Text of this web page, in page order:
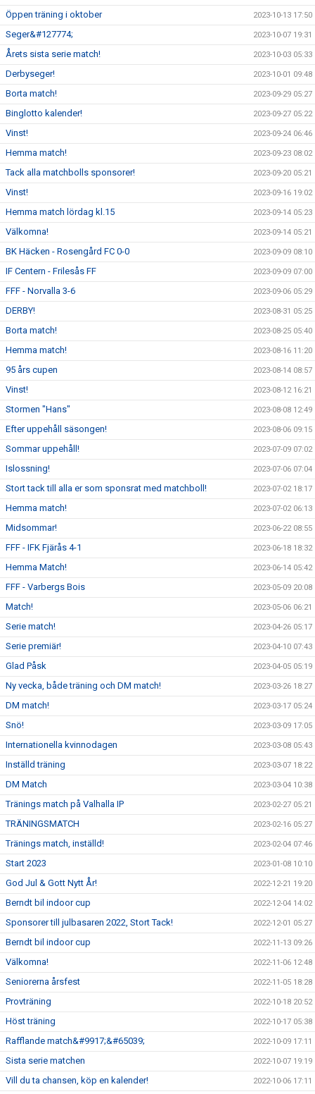
Öppen träning i oktober 2023-10-13 17:50
Seger&#127774; 2023-10-07 19:31
Årets sista serie match! 2023-10-03 05:33
Derbyseger! 2023-10-01 09:48
Borta match! 2023-09-29 05:27
Binglotto kalender! 2023-09-27 05:22
Vinst! 2023-09-24 06:46
Hemma match! 2023-09-23 08:02
Tack alla matchbolls sponsorer! 2023-09-20 05:21
Vinst! 2023-09-16 19:02
Hemma match lördag kl.15 2023-09-14 05:23
Välkomna! 2023-09-14 05:21
BK Häcken - Rosengård FC 0-0 2023-09-09 08:10
IF Centern - Frilesås FF 2023-09-09 07:00
FFF - Norvalla 3-6 2023-09-06 05:29
DERBY! 2023-08-31 05:25
Borta match! 2023-08-25 05:40
Hemma match! 2023-08-16 11:20
95 års cupen 2023-08-14 08:57
Vinst! 2023-08-12 16:21
Stormen "Hans" 2023-08-08 12:49
Efter uppehåll säsongen! 2023-08-06 09:15
Sommar uppehåll! 2023-07-09 07:02
Islossning! 2023-07-06 07:04
Stort tack till alla er som sponsrat med matchboll! 2023-07-02 18:17
Hemma match! 2023-07-02 06:13
Midsommar! 2023-06-22 08:55
FFF - IFK Fjärås 4-1 2023-06-18 18:32
Hemma Match! 2023-06-14 05:42
FFF - Varbergs Bois 2023-05-09 20:08
Match! 2023-05-06 06:21
Serie match! 2023-04-26 05:17
Serie premiär! 2023-04-10 07:43
Glad Påsk 2023-04-05 05:19
Ny vecka, både träning och DM match! 2023-03-26 18:27
DM match! 2023-03-17 05:24
Snö! 2023-03-09 17:05
Internationella kvinnodagen 2023-03-08 05:43
Inställd träning 2023-03-07 18:22
DM Match 2023-03-04 10:38
Tränings match på Valhalla IP 2023-02-27 05:21
TRÄNINGSMATCH 2023-02-16 05:27
Tränings match, inställd! 2023-02-04 07:46
Start 2023 2023-01-08 10:10
God Jul & Gott Nytt År! 2022-12-21 19:20
Berndt bil indoor cup 2022-12-04 14:02
Sponsorer till julbasaren 2022, Stort Tack! 2022-12-01 05:27
Berndt bil indoor cup 2022-11-13 09:26
Välkomna! 2022-11-06 12:48
Seniorerna årsfest 2022-11-05 18:28
Provträning 2022-10-18 20:52
Höst träning 2022-10-17 05:38
Rafflande match&#9917;&#65039; 2022-10-09 17:11
Sista serie matchen 2022-10-07 19:19
Vill du ta chansen, köp en kalender! 2022-10-06 17:11